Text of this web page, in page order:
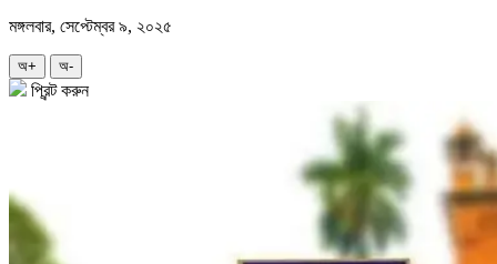
মঙ্গলবার, সেপ্টেম্বর ৯, ২০২৫
অ+ অ-
প্রিন্ট করুন